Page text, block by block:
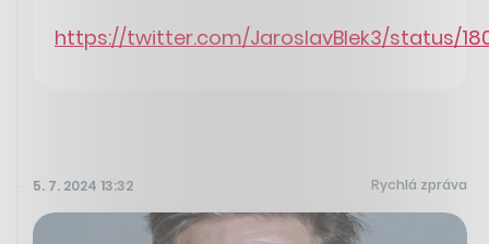
https://twitter.com/JaroslavBlek3/status/
5. 7. 2024 13:32 Rychlá zpráva